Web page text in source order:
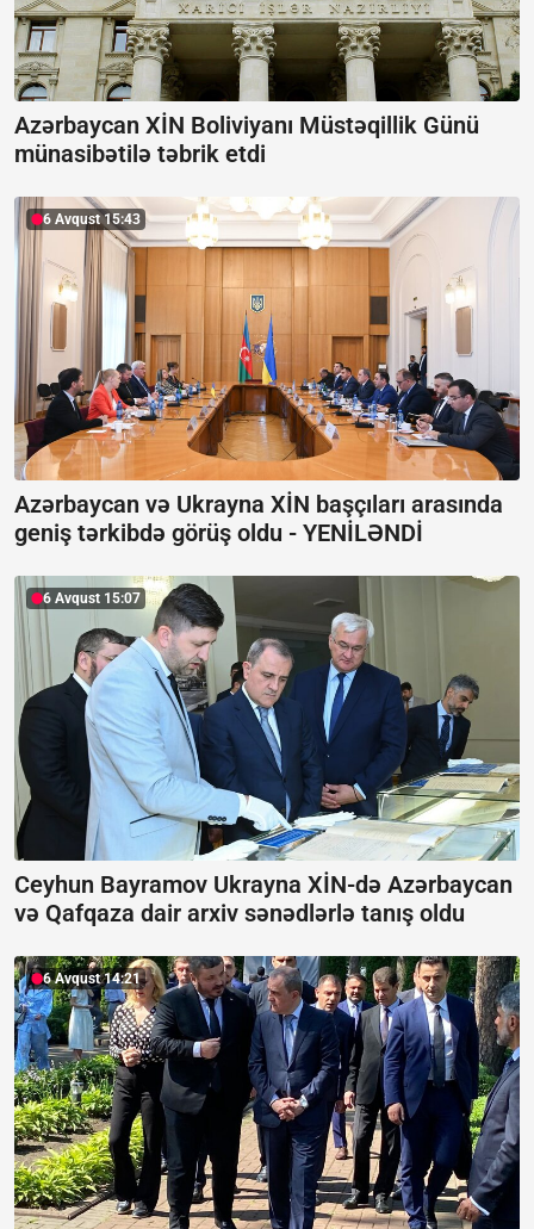
Azərbaycan XİN Boliviyanı Müstəqillik Günü
münasibətilə təbrik etdi
6 Avqust 15:43
Azərbaycan və Ukrayna XİN başçıları arasında
geniş tərkibdə görüş oldu - YENİLƏNDİ
6 Avqust 15:07
Ceyhun Bayramov Ukrayna XİN-də Azərbaycan
və Qafqaza dair arxiv sənədlərlə tanış oldu
6 Avqust 14:21